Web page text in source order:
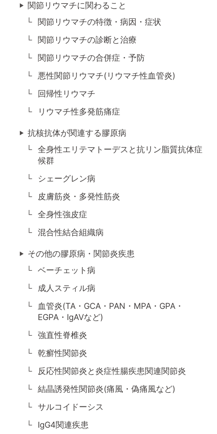
関節リウマチに関わること
関節リウマチの特徴・病因・症状
関節リウマチの診断と治療
関節リウマチの合併症・予防
悪性関節リウマチ(リウマチ性血管炎)
回帰性リウマチ
リウマチ性多発筋痛症
抗核抗体が関連する膠原病
全身性エリテマトーデスと抗リン脂質抗体症
候群
シェーグレン病
皮膚筋炎・多発性筋炎
全身性強皮症
混合性結合組織病
その他の膠原病・関節炎疾患
ベーチェット病
成人スティル病
血管炎(TA・GCA・PAN・MPA・GPA・
EGPA・IgAVなど)
強直性脊椎炎
乾癬性関節炎
反応性関節炎と炎症性腸疾患関連関節炎
結晶誘発性関節炎(痛風・偽痛風など)
サルコイドーシス
IgG4関連疾患